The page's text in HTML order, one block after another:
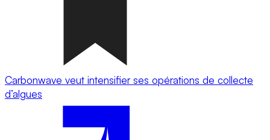
Carbonwave veut intensifier ses opérations de collecte
d’algues